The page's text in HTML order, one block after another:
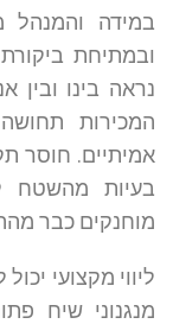
במידה והמנהל
ובמתיחת
נראה בינו
המכירות
אמיתיים. חוסר
בעיות מהשטח
מוחנקים כבר
ליווי מקצועי
מנגנוני שיח